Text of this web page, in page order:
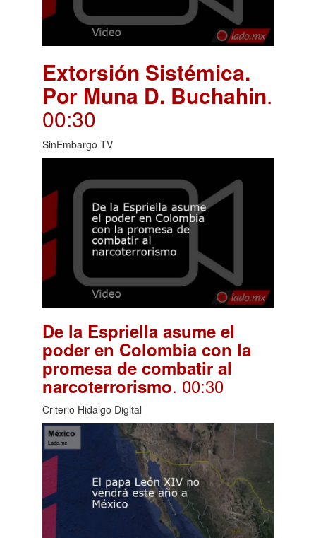
Extorsión Sistémica.
Por Muna D. Buchahin.
00:30
SinEmbargo TV
De la Espriella asume el
poder en Colombia con la
promesa de combatir al
narcoterrorismo. 00:30
Criterio Hidalgo Digital